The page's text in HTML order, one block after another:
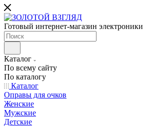
Готовый интернет-магазин электроники
Каталог
По всему сайту
По каталогу
Каталог
Оправы для очков
Женские
Мужские
Детские